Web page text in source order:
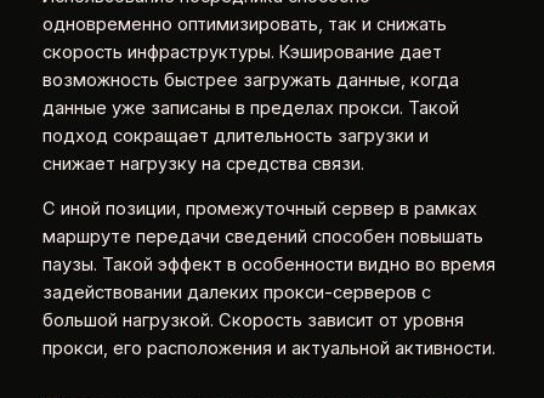
одновременно оптимизировать, так и снижать
скорость инфраструктуры. Кэширование дает
возможность быстрее загружать данные, когда
данные уже записаны в пределах прокси. Такой
подход сокращает длительность загрузки и
снижает нагрузку на средства связи.
С иной позиции, промежуточный сервер в рамках
маршруте передачи сведений способен повышать
паузы. Такой эффект в особенности видно во время
задействовании далеких прокси-серверов с
большой нагрузкой. Скорость зависит от уровня
прокси, его расположения и актуальной активности.